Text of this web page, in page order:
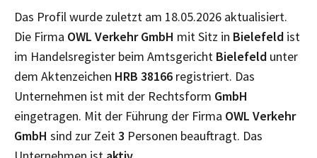
Das Profil wurde zuletzt am 18.05.2026 aktualisiert.
Die Firma OWL Verkehr GmbH mit Sitz in Bielefeld ist
im Handelsregister beim Amtsgericht Bielefeld unter
dem Aktenzeichen HRB 38166 registriert. Das
Unternehmen ist mit der Rechtsform GmbH
eingetragen. Mit der Führung der Firma OWL Verkehr
GmbH sind zur Zeit3 Personen beauftragt. Das